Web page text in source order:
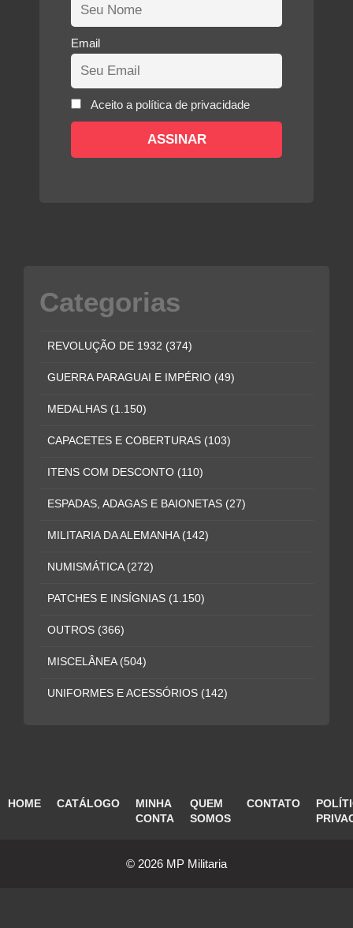
Email
Aceito a política de privacidade
Categorias
REVOLUÇÃO DE 1932 (374)
GUERRA PARAGUAI E IMPÉRIO (49)
MEDALHAS (1.150)
CAPACETES E COBERTURAS (103)
ITENS COM DESCONTO (110)
ESPADAS, ADAGAS E BAIONETAS (27)
MILITARIA DA ALEMANHA (142)
NUMISMÁTICA (272)
PATCHES E INSÍGNIAS (1.150)
OUTROS (366)
MISCELÂNEA (504)
UNIFORMES E ACESSÓRIOS (142)
HOME CATÁLOGO
MINHA
CONTA
QUEM
SOMOS
CONTATO
© 2026 MP Militaria